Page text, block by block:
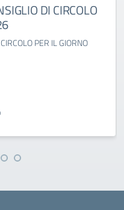
DI CIRCOLO
PER IL GIORNO